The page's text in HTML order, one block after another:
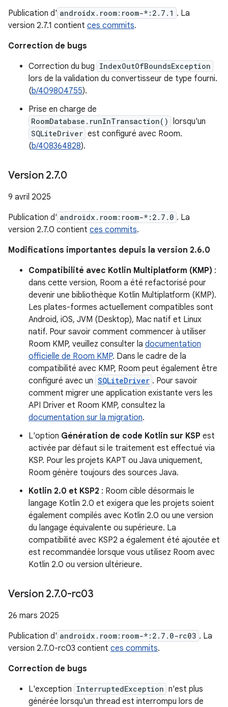
Publication d' androidx.room:room-*:2.7.1 . La
version 2.7.1 contient ces commits.
Correction de bugs
Correction du bug IndexOutOfBoundsException
lors de la validation du convertisseur de type fourni.
(b/409804755).
Prise en charge de
RoomDatabase.runInTransaction() lorsqu'un
SQLiteDriver est configuré avec Room.
(b/408364828).
Version 2.7.0
9 avril 2025
Publication d' androidx.room:room-*:2.7.0 . La
version 2.7.0 contient ces commits.
Modifications importantes depuis la version 2.6.0
Compatibilité avec Kotlin Multiplatform (KMP) :
dans cette version, Room a été refactorisé pour
devenir une bibliothèque Kotlin Multiplatform (KMP).
Les plates-formes actuellement compatibles sont
Android, iOS, JVM (Desktop), Mac natif et Linux
natif. Pour savoir comment commencer à utiliser
Room KMP, veuillez consulter la documentation
officielle de Room KMP. Dans le cadre de la
compatibilité avec KMP, Room peut également être
configuré avec un SQLiteDriver . Pour savoir
comment migrer une application existante vers les
API Driver et Room KMP, consultez la
documentation sur la migration.
L'option Génération de code Kotlin sur KSP est
activée par défaut si le traitement est effectué via
KSP. Pour les projets KAPT ou Java uniquement,
Room génère toujours des sources Java.
Kotlin 2.0 et KSP2 : Room cible désormais le
langage Kotlin 2.0 et exigera que les projets soient
également compilés avec Kotlin 2.0 ou une version
du langage équivalente ou supérieure. La
compatibilité avec KSP2 a également été ajoutée et
est recommandée lorsque vous utilisez Room avec
Kotlin 2.0 ou version ultérieure.
Version 2.7.0-rc03
26 mars 2025
Publication d' androidx.room:room-*:2.7.0-rc03 . La
version 2.7.0-rc03 contient ces commits.
Correction de bugs
L'exception InterruptedException n'est plus
générée lorsqu'un thread est interrompu lors de